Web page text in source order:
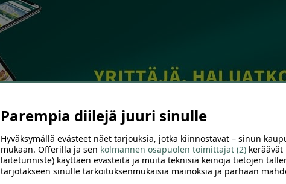
Parempia diilejä juuri sinulle
Hyväksymällä evästeet näet tarjouksia, jotka kiinnostavat – sinun
mukaan. Offerilla ja sen kolmannen osapuolen toimittajat (2)
laitetunniste) käyttäen evästeitä ja muita teknisiä keinoja tietojen
tarjotakseen sinulle tarkoituksenmukaisia mainoksia ja parhaan